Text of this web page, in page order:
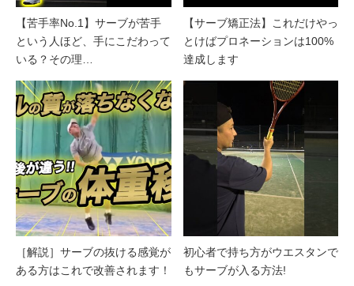
【苦手率No.1】サーブが苦手
という人ほど、手にこだわって
いる？その理…
【サーブ矯正法】これだけやっ
とけばプロネーションは100%
達成します
［解説］サーブの抜ける感覚が
ある方はこれで改善されます！
初心者で持ち方がウエスタンで
もサーブが入る方法!